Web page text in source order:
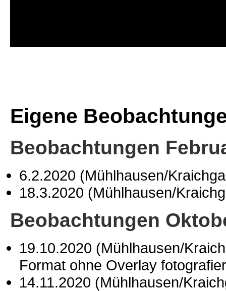
Eigene
Beobachtungen
6.2.2020 (Mühlhausen/
18.3.2020 (Mühlhausen/
Beobachtungen
19.10.2020 (Mühlhausen/
Format ohne Overlay
14.11.2020 (Mühlhausen/